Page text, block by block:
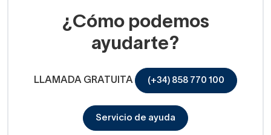
¿Cómo podemos
ayudarte?
LLAMADA GRATUITA (+34) 858 770 100
Servicio de ayuda